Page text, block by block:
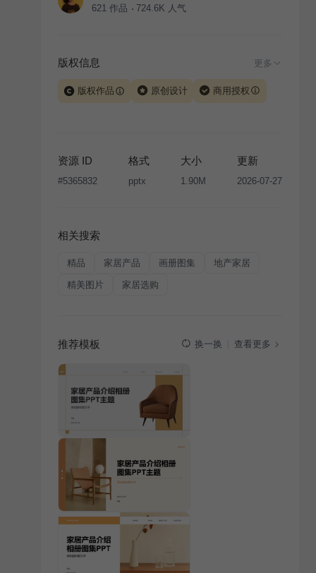
621 作品 724.6K 人气
版权信息 更多
版权作品 原创设计 商用授权
版权声明
条款，禁止任何形式的转让、出售或出租，未
经投权许可任何人不得擅自转载和分发，否则将接照我
资源 ID
#5365832
格式
pptx
大小
1.90M
更新
2026-07-27
相关搜索
精品 家居产品 画册图集 地产家居
精美图片 家居选购
推荐模板 换一换 查看更多